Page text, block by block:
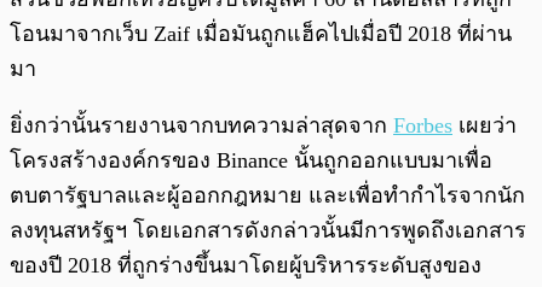
โอนมาจากเว็บ Zaif เมื่อมันถูกแฮ็คไปเมื่อปี 2018 ที่ผ่าน
มา
ยิ่งกว่านั้นรายงานจากบทความล่าสุดจาก Forbes เผยว่า
โครงสร้างองค์กรของ Binance นั้นถูกออกแบบมาเพื่อ
ตบตารัฐบาลและผู้ออกกฎหมาย และเพื่อทำกำไรจากนัก
ลงทุนสหรัฐฯ โดยเอกสารดังกล่าวนั้นมีการพูดถึงเอกสาร
ของปี 2018 ที่ถูกร่างขึ้นมาโดยผู้บริหารระดับสูงของ